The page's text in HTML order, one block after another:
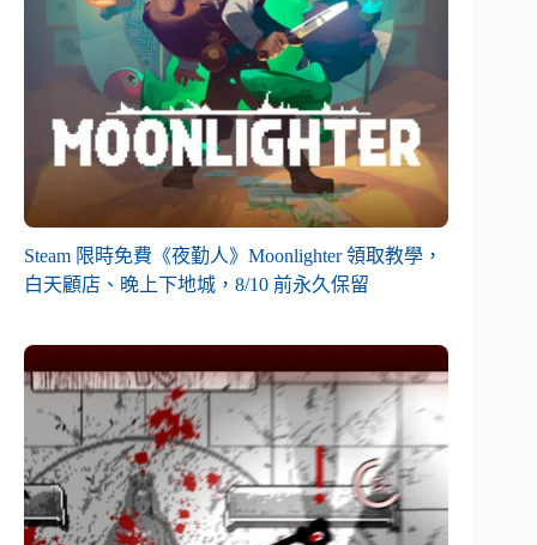
Steam 限時免費《夜勤人》Moonlighter 領取教學，
白天顧店、晚上下地城，8/10 前永久保留